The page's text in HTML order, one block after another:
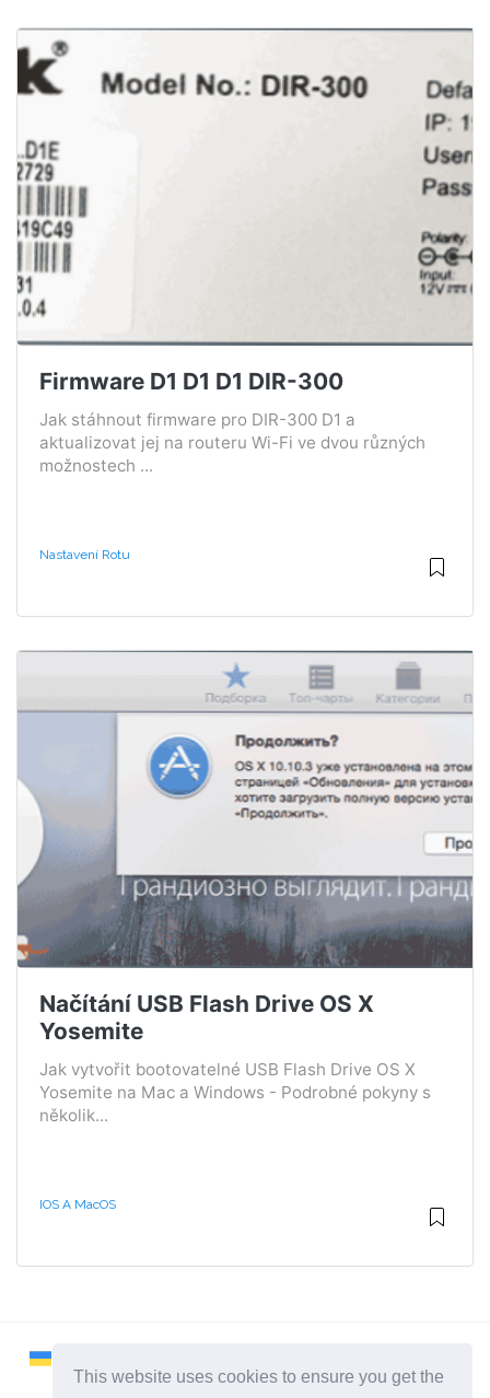
This website uses cookies to ensure you get the
Firmware D1 D1 D1 DIR-300
Jak stáhnout firmware pro DIR-300 D1 a
aktualizovat jej na routeru Wi-Fi ve dvou různých
možnostech ...
Nastavení Rotu
Načítání USB Flash Drive OS X
Yosemite
Jak vytvořit bootovatelné USB Flash Drive OS X
Yosemite na Mac a Windows - Podrobné pokyny s
několik...
IOS A MacOS